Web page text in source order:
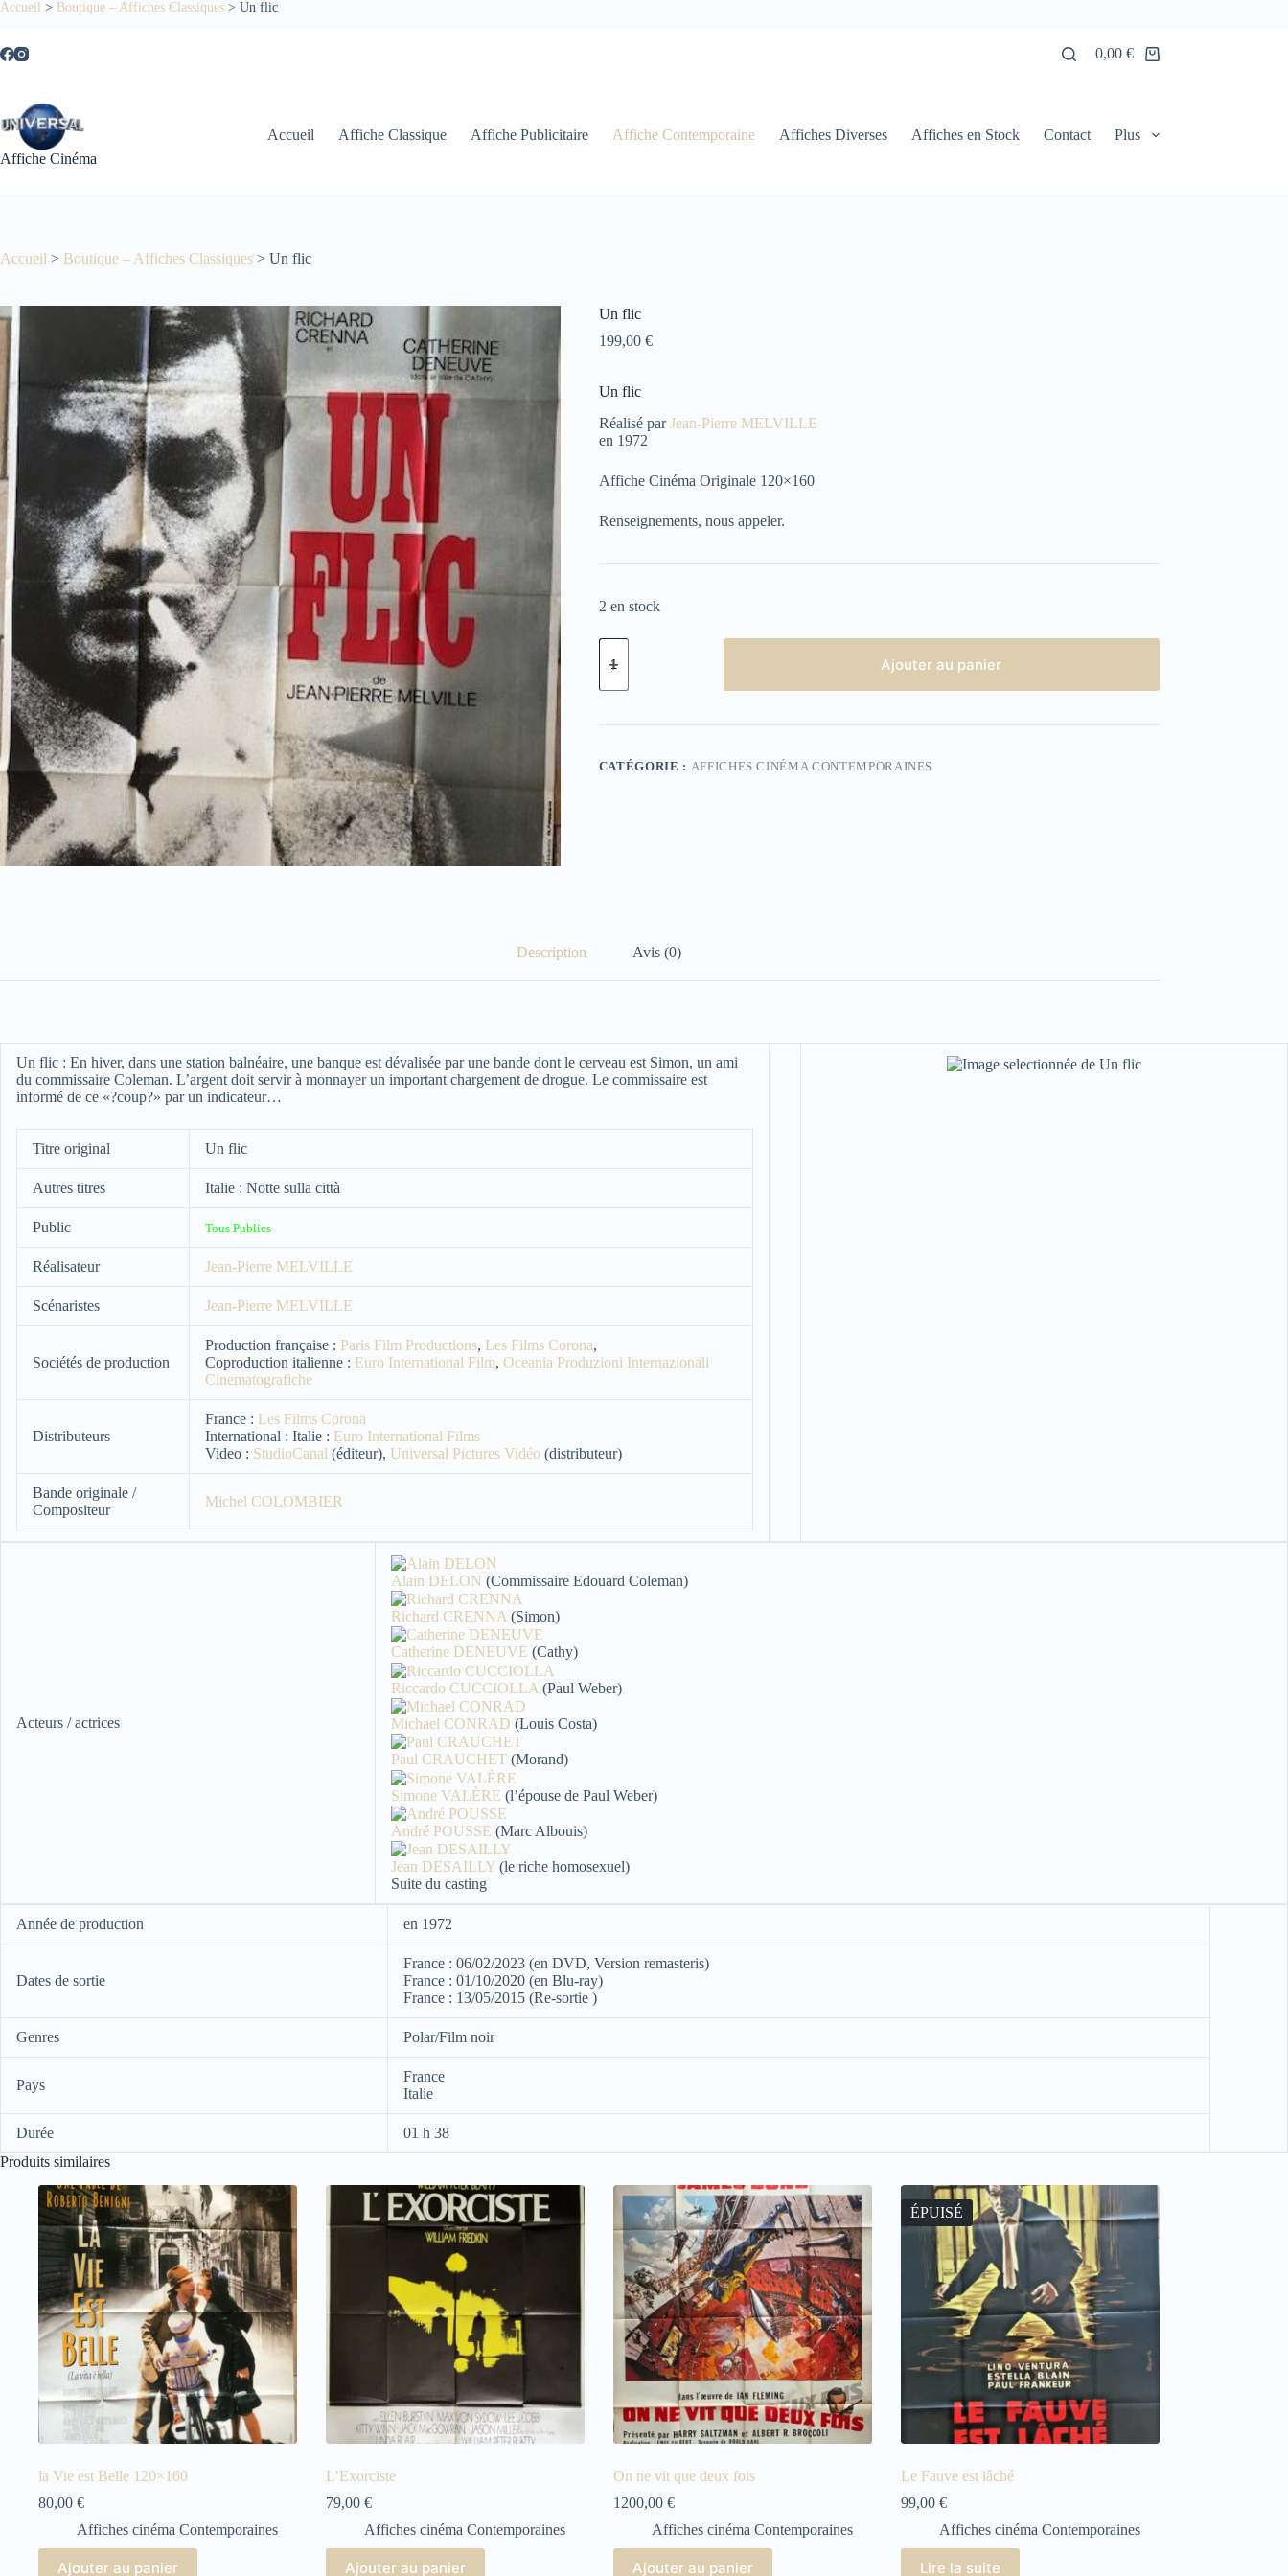
Passer
Accueil > Boutique – Affiches Classiques > Un flic
Panier
0,00€
Affiche Cinéma
Accueil Affiche Classique Affiche Publicitaire Affiche Contemporaine Affiches Diverses Affiches en Stock Contact Plus
Accueil > Boutique – Affiches Classiques > Un flic
Un flic
199,00 €
Un flic
Réalisé parJean-Pierre MELVILLE
en 1972
Affiche Cinéma Originale 120×160
Renseignements, nous appeler.
2 en stock
quantité
de
flic
Ajouter au panier
CATÉGORIE : AFFICHES CINÉMA CONTEMPORAINES
Description Avis (0)
Un flic : En hiver, dans une station balnéaire, une banque est dévalisée par une bande dont le cerveau est Simon, un ami
du commissaire Coleman. L’argent doit servir à monnayer un important chargement de drogue. Le commissaire est
informé de ce «?coup?» par un indicateur…
Titre original Un flic
Autres titres Italie : Notte sulla città
Public Tous Publics
Réalisateur Jean-Pierre MELVILLE
Scénaristes Jean-Pierre MELVILLE
Sociétés de production
Production française : Paris Film Productions, Les Films Corona,
Coproduction italienne : Euro International Film, Oceania Produzioni Internazionali
Cinematografiche
Distributeurs
France : Les Films Corona
International : Italie : Euro International Films
Video : StudioCanal (éditeur), Universal Pictures Vidéo (distributeur)
Bande originale /
Compositeur
Michel COLOMBIER
Acteurs / actrices
Alain DELON (Commissaire Edouard Coleman)
Richard CRENNA (Simon)
Catherine DENEUVE (Cathy)
Riccardo CUCCIOLLA (Paul Weber)
Michael CONRAD (Louis Costa)
Paul CRAUCHET (Morand)
Simone VALÈRE (l’épouse de Paul Weber)
André POUSSE (Marc Albouis)
Jean DESAILLY (le riche homosexuel)
Suite du casting
Année de production en 1972
Dates de sortie
France : 06/02/2023 (en DVD, Version remasteris)
France : 01/10/2020 (en Blu-ray)
France : 13/05/2015 (Re-sortie )
Genres Polar/Film noir
Pays
France
Italie
Durée
01 h 38
Produits similaires
la Vie est Belle 120×160
80,00 €
Affiches cinéma Contemporaines
Ajouter au panier
L’Exorciste
79,00 €
Affiches cinéma Contemporaines
Ajouter au panier
On ne vit que deux fois
1200,00 €
Affiches cinéma Contemporaines
Ajouter au panier
ÉPUISÉ
Le Fauve est lâché
99,00 €
Affiches cinéma Contemporaines
Lire la suite